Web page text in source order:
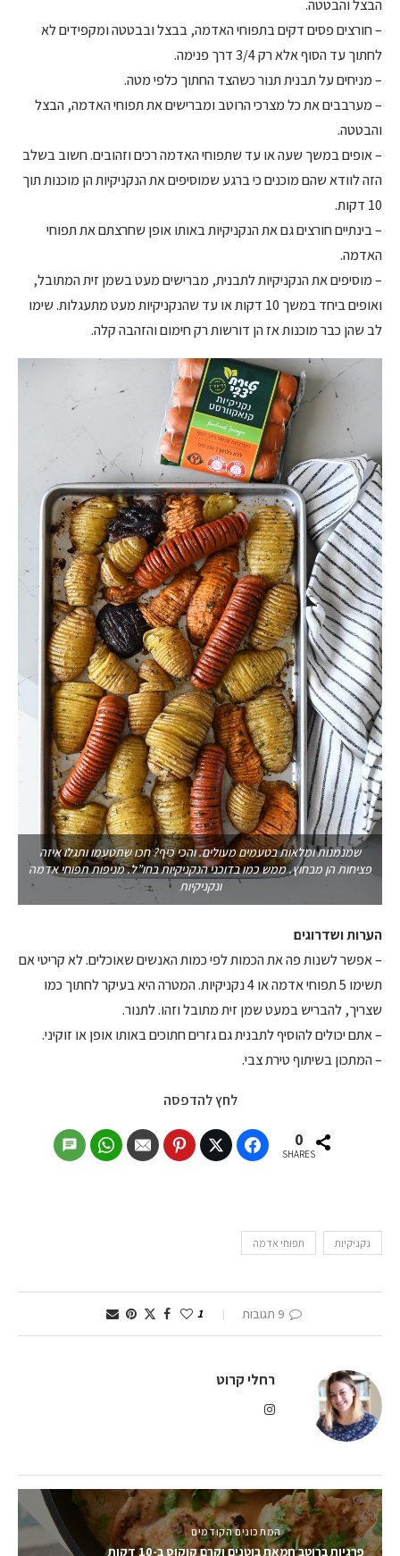
הבצל והבטטה.
– חורצים פסים דקים בתפוחי האדמה, בבצל ובבטטה ומקפידים לא
לחתוך עד הסוף אלא רק 3/4 דרך פנימה.
– מניחים על תבנית תנור כשהצד החתוך כלפי מטה.
– מערבבים את כל מצרכי הרוטב ומברישים את תפוחי האדמה, הבצל
והבטטה.
– אופים במשך שעה או עד שתפוחי האדמה רכים וזהובים. חשוב בשלב
הזה לוודא שהם מוכנים כי ברגע שמוסיפים את הנקניקיות הן מוכנות תוך
10 דקות.
– בינתיים חורצים גם את הנקניקיות באותו אופן שחרצתם את תפוחי
האדמה.
– מוסיפים את הנקניקיות לתבנית, מברישים מעט בשמן זית המתובל,
ואופים ביחד במשך 10 דקות או עד שהנקניקיות מעט מתעגלות. שימו
לב שהן כבר מוכנות אז הן דורשות רק חימום והזהבה קלה.
שמנמנות ומלאות בטעמים מעולים. והכי כיף? חכו שתטעמו ותגלו איזה
פציחות הן מבחוץ. ממש כמו בדוכני הנקניקיות בחו”ל. מניפות תפוחי אדמה
ונקניקיות
הערות ושדרוגים
– אפשר לשנות פה את הכמות לפי כמות האנשים שאוכלים. לא קריטי אם
תשימו 5 תפוחי אדמה או 4 נקניקיות. המטרה היא בעיקר לחתוך כמו
שצריך, להבריש במעט שמן זית מתובל וזהו. לתנור.
– אתם יכולים להוסיף לתבנית גם גזרים חתוכים באותו אופן או זוקיני.
– המתכון בשיתוף טירת צבי.
לחץ להדפסה
0
SHARES
נקניקיות תפוחי אדמה
9 תגובות 1
רחלי קרוט
המתכונים הקודמים
פרגיות ברוטב חמאת בוטנים וקרם קוקוס ב-10 דקות